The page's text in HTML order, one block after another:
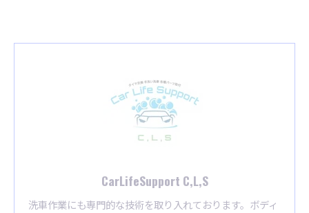
CarLifeSupport C,L,S
洗車作業にも専門的な技術を取り入れております。ボディ